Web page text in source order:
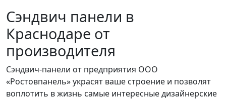
Сэндвич панели в
Краснодаре от
производителя
Сэндвич-панели от предприятия ООО
«Ростовпанель» украсят ваше строение и позволят
воплотить в жизнь самые интересные дизайнерские